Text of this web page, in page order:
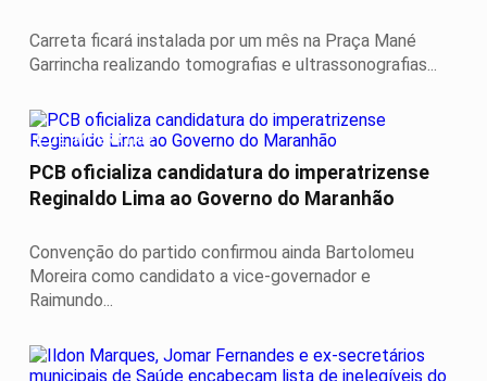
Carreta ficará instalada por um mês na Praça Mané
Garrincha realizando tomografias e ultrassonografias...
É DE IMPERATRIZ
PCB oficializa candidatura do imperatrizense
Reginaldo Lima ao Governo do Maranhão
Convenção do partido confirmou ainda Bartolomeu
Moreira como candidato a vice-governador e
Raimundo...